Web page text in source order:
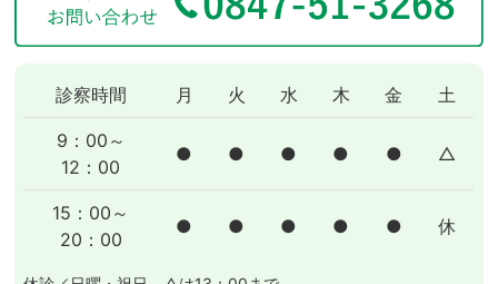
診察時間 月 火 水 木 金 土
9：00～
12：00
● ● ● ● ● △
15：00～
20：00
● ● ● ● ● 休